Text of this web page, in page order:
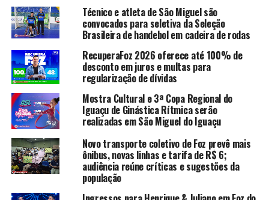
Técnico e atleta de São Miguel são
convocados para seletiva da Seleção
Brasileira de handebol em cadeira de rodas
RecuperaFoz 2026 oferece até 100% de
desconto em juros e multas para
regularização de dívidas
Mostra Cultural e 3ª Copa Regional do
Iguaçu de Ginástica Rítmica serão
realizadas em São Miguel do Iguaçu
Novo transporte coletivo de Foz prevê mais
ônibus, novas linhas e tarifa de R$ 6;
audiência reúne críticas e sugestões da
população